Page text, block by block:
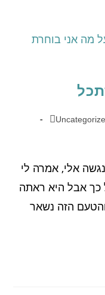
אלי, אמרה לי
כך אבל היא ראתה
הזה נשאר